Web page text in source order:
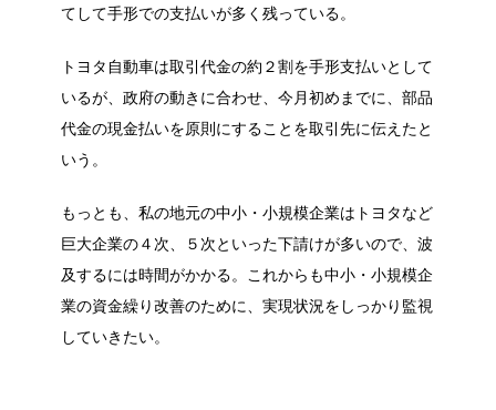
てして手形での支払いが多く残っている。
トヨタ自動車は取引代金の約２割を手形支払いとして
いるが、政府の動きに合わせ、今月初めまでに、部品
代金の現金払いを原則にすることを取引先に伝えたと
いう。
もっとも、私の地元の中小・小規模企業はトヨタなど
巨大企業の４次、５次といった下請けが多いので、波
及するには時間がかかる。これからも中小・小規模企
業の資金繰り改善のために、実現状況をしっかり監視
していきたい。